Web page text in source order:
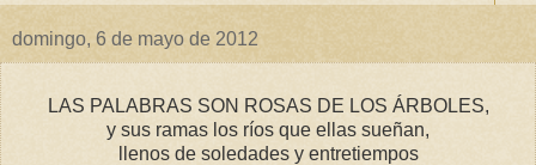
domingo, 6 de mayo de 2012
LAS PALABRAS SON ROSAS DE LOS ÁRBOLES,
y sus ramas los ríos que ellas sueñan,
llenos de soledades y entretiempos